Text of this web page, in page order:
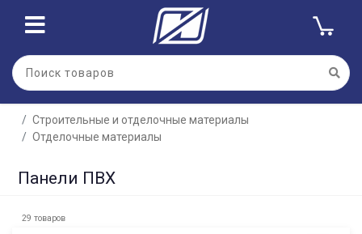
Строительные и отделочные материалы
Отделочные материалы
Панели ПВХ
29 товаров